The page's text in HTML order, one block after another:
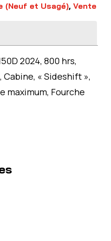
(Neuf et Usagé), Vente
2024, 800 hrs,
Cabine, « Sideshift »,
maximum, Fourche